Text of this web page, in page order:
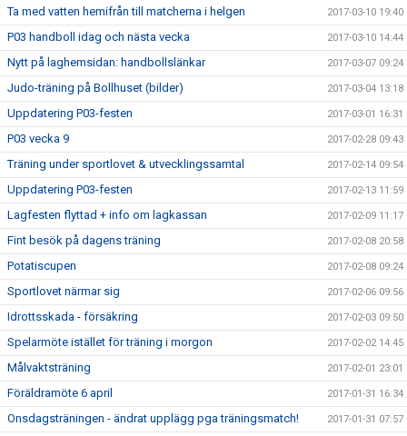
Ta med vatten hemifrån till matcherna i helgen 2017-03-10 19:40
P03 handboll idag och nästa vecka 2017-03-10 14:44
Nytt på laghemsidan: handbollslänkar 2017-03-07 09:24
Judo-träning på Bollhuset (bilder) 2017-03-04 13:18
Uppdatering P03-festen 2017-03-01 16:31
P03 vecka 9 2017-02-28 09:43
Träning under sportlovet & utvecklingssamtal 2017-02-14 09:54
Uppdatering P03-festen 2017-02-13 11:59
Lagfesten flyttad + info om lagkassan 2017-02-09 11:17
Fint besök på dagens träning 2017-02-08 20:58
Potatiscupen 2017-02-08 09:24
Sportlovet närmar sig 2017-02-06 09:56
Idrottsskada - försäkring 2017-02-03 09:50
Spelarmöte istället för träning i morgon 2017-02-02 14:45
Målvaktsträning 2017-02-01 23:01
Föräldramöte 6 april 2017-01-31 16:34
Onsdagsträningen - ändrat upplägg pga träningsmatch! 2017-01-31 07:57